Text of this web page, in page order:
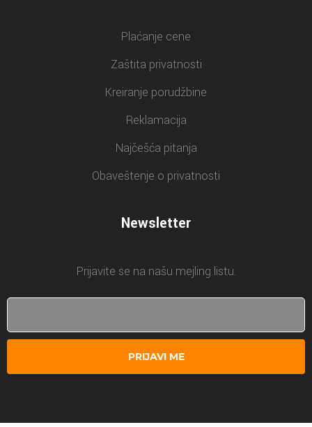
Plaćanje cene
Zaštita privatnosti
Kreiranje porudžbine
Reklamacija
Najčešća pitanja
Obaveštenje o privatnosti
Newsletter
Prijavite se na našu mejling listu.
PRIJAVI ME